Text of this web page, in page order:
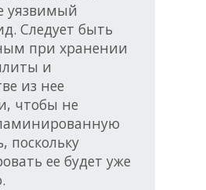
уязвимый
Следует быть
при хранении
и
из нее
чтобы не
поскольку
ее будет уже